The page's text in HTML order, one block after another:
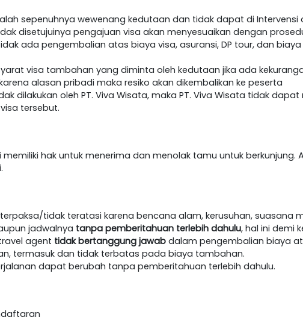
sepenuhnya wewenang kedutaan dan tidak dapat di
disetujuinya pengajuan visa akan menyesuaikan dengan
ada pengembalian atas biaya visa, asuransi, DP tour, dan
visa tambahan yang diminta oleh kedutaan jika ada
alasan pribadi maka resiko akan dikembalikan ke peserta
dilakukan oleh PT. Viva Wisata, maka PT. Viva Wisata tidak
tersebut.
hak untuk menerima dan menolak tamu untuk berkunjung.
tidak teratasi karena bencana alam, kerusuhan, suasana
jadwalnya tanpa pemberitahuan terlebih dahulu, hal ini demi
agent tidak bertanggung jawab dalam pengembalian biaya
termasuk dan tidak terbatas pada biaya tambahan.
dapat berubah tanpa pemberitahuan terlebih dahulu.